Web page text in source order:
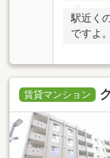
駅近く
ですよ。
賃貸マンション